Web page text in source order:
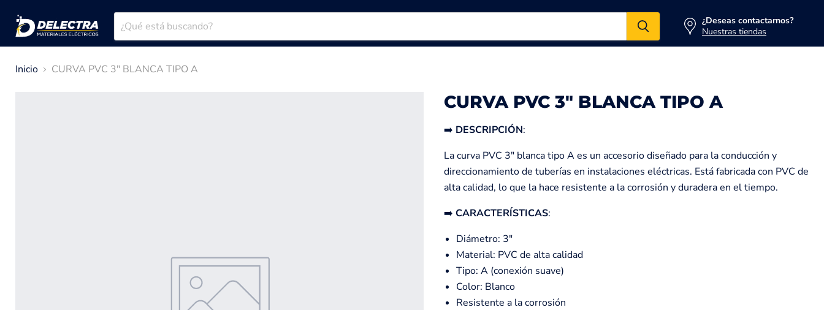
¿Deseas contactarnos?
Nuestras tiendas
Inicio CURVA PVC 3" BLANCA TIPO A
CURVA PVC 3" BLANCA TIPO A
➡️ DESCRIPCIÓN:
La curva PVC 3" blanca tipo A es un accesorio diseñado para la conducción y
direccionamiento de tuberías en instalaciones eléctricas. Está fabricada con PVC de
alta calidad, lo que la hace resistente a la corrosión y duradera en el tiempo.
➡️ CARACTERÍSTICAS:
Diámetro: 3"
Material: PVC de alta calidad
Tipo: A (conexión suave)
Color: Blanco
Resistente a la corrosión